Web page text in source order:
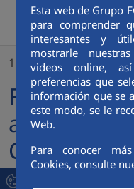
Esta web de Grupo
para comprender
interesantes y
mostrarle
videos online,
preferencias que
información que se
este modo, se le
Web.
Para conocer
Cookies, consulte
FCC Medio Ambiente >
15/09/2025
FCC
accord
Cumbria
Royaume-